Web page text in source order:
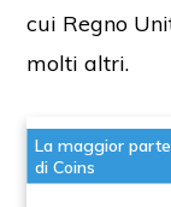
cui Regno
molti altri.
La maggior parte
di Coins